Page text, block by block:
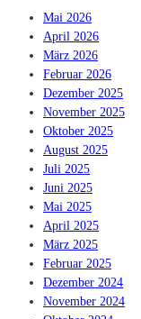
Mai 2026
April 2026
März 2026
Februar 2026
Dezember 2025
November 2025
Oktober 2025
August 2025
Juli 2025
Juni 2025
Mai 2025
April 2025
März 2025
Februar 2025
Dezember 2024
November 2024